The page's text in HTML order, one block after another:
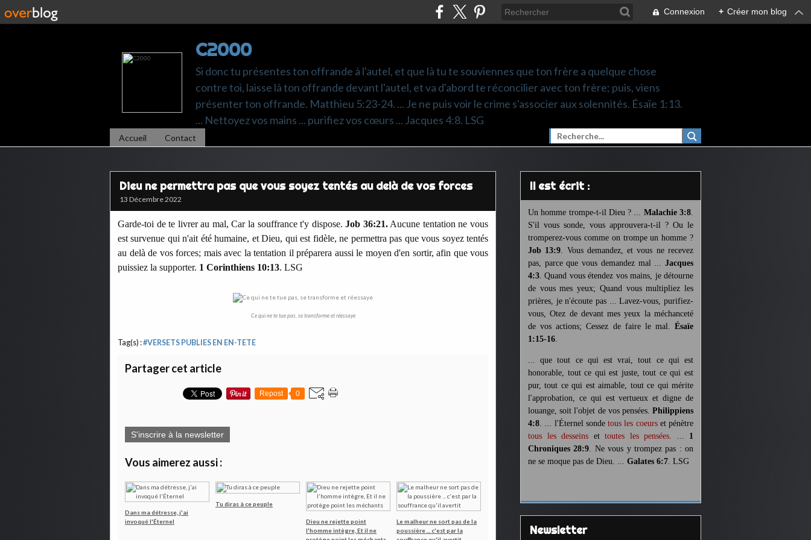
Connexion + Créer mon blog
C2000
Si donc tu présentes ton offrande à l'autel, et que là tu te souviennes que ton frère a quelque chose
contre toi, laisse là ton offrande devant l'autel, et va d'abord te réconcilier avec ton frère; puis, viens
présenter ton offrande. Matthieu 5:23-24. ... Je ne puis voir le crime s'associer aux solennités. Ésaïe 1:13.
... Nettoyez vos mains ... purifiez vos cœurs ... Jacques 4:8. LSG
Accueil Contact
Dieu ne permettra pas que vous soyez tentés au delà de vos forces
13 Décembre 2022
Garde-toi de te livrer au mal, Car la souffrance t'y dispose.Job 36:21.Aucune tentation ne vous
est survenue qui n'ait été humaine, et Dieu, qui est fidèle, ne permettra pas que vous soyez tentés
au delà de vos forces; mais avec la tentation il préparera aussi le moyen d'en sortir, afin que vous
puissiez la supporter. 1 Corinthiens 10:13. LSG
Ce qui ne te tue pas, se transforme et réessaye
Tag(s) :#VERSETS PUBLIES EN EN-TETE
Partager cet article
Repost 0
S'inscrire à la newsletter
Vous aimerez aussi :
Dans ma détresse, j'ai
invoqué l'Éternel
Tu diras à ce peuple
Dieu ne rejette point
l'homme intègre, Et il ne
Le malheur ne sort pas de la
poussière ... c'est par la
Il est écrit :
Un homme trompe-t-il Dieu ? ... Malachie 3:8.
S'il vous sonde, vous approuvera-t-il ? Ou le
tromperez-vous comme on trompe un homme ?
Job 13:9. Vous demandez, et vous ne recevez
pas, parce que vous demandez mal ... Jacques
4:3. Quand vous étendez vos mains, je détourne
de vous mes yeux; Quand vous multipliez les
prières, je n'écoute pas ... Lavez-vous, purifiez-
vous, Otez de devant mes yeux la méchanceté
de vos actions; Cessez de faire le mal. Ésaïe
1:15-16.
... que tout ce qui est vrai, tout ce qui est
honorable, tout ce qui est juste, tout ce qui est
pur, tout ce qui est aimable, tout ce qui mérite
l'approbation, ce qui est vertueux et digne de
louange, soit l'objet de vos pensées. Philippiens
4:8. ... l'Éternel sonde tous les coeurset pénètre
tous les desseins et toutes les pensées. ... 1
Chroniques 28:9. Ne vous y trompez pas : on
ne se moque pas de Dieu. ... Galates 6:7. LSG
Newsletter